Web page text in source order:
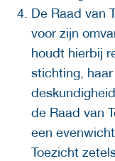
De Raad van
voor zijn
houdt hierbij
stichting,
de Raad van
een
Toezicht